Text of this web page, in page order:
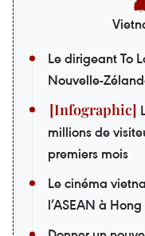
Le dirigeant To
Nouvelle-
millions de
premiers mois
Le cinéma
l’ASEAN à